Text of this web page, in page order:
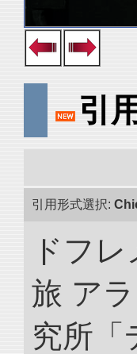
引
引用形式選択:
ドフ
旅 ア
究所「